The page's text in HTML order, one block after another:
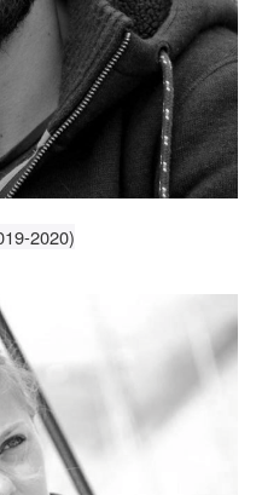
2020)